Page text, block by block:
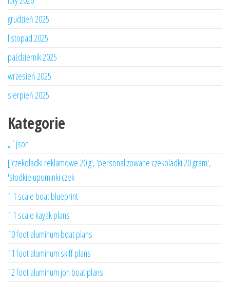
grudzień 2025
listopad 2025
październik 2025
wrzesień 2025
sierpień 2025
Kategorie
„`json
['czekoladki reklamowe 20 g', 'personalizowane czekoladki 20 gram',
'słodkie upominki czek
1 1 scale boat blueprint
1 1 scale kayak plans
10 foot aluminum boat plans
11 foot aluminum skiff plans
12 foot aluminum jon boat plans